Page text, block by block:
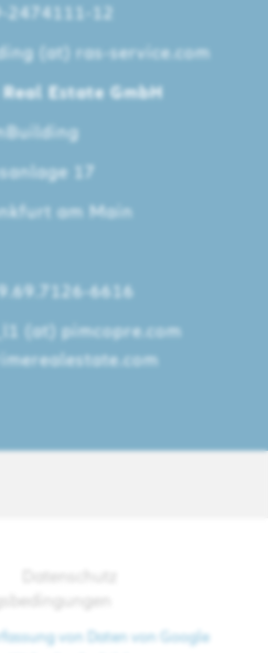
2474111-12
(at) ras-service.com
Estate GmbH
17
am Main
6616
(at) pimcopre.com
Datenschutz
von Daten von Google